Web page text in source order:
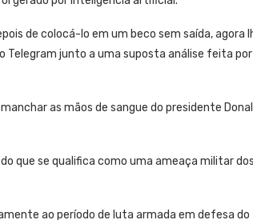
de colocá-lo em um beco sem saída, agora
Telegram junto a uma suposta análise feita
as mãos de sangue do presidente
que se qualifica como uma ameaça militar
ao período de luta armada em defesa